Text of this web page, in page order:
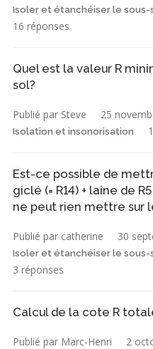
Isoler et étanchéiser le
16 réponses
Quel est la valeur R
sol?
Publié par Steve 25
Isolation et insonorisation
Est-ce possible de
giclé (= R14) + laine de
ne peut rien mettre sur
Publié par catherine 30
Isoler et étanchéiser le
3 réponses
Calcul de la cote R
Publié par Marc-Henri 2